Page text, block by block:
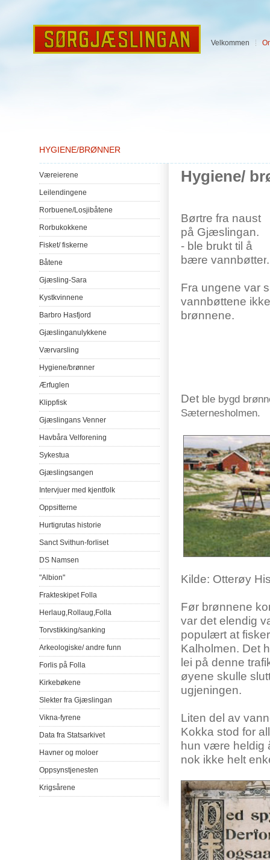
Velkommen
HYGIENE/BRØNNER
Væreierene
Leilendingene
Rorbuene/Losjibåtene
Rorbukokkene
Fisket/fiskerne
Båtene
Gjæsling-Sara
Kystkvinnene
Barbro Hasfjord
Gjæslinganulykkene
Værvarsling
Hygiene/brønner
Ærfuglen
Klippfisk
Gjæslingans Venner
Havbåra Velforening
Sykestua
Gjæslingsangen
Intervjuer med kjentfolk
Oppsitterne
Hurtigrutas historie
Sanct Svithun-forliset
DS Namsen
"Albion"
Frakteskipet Folla
Herlaug,Rollaug,Folla
Torvstikking/sanking
Arkeologiske/andre funn
Forlis på Folla
Kirkebøkene
Slekter fra Gjæslingan
Vikna-fyrene
Data fra Statsarkivet
Havner og moloer
Oppsynstjenesten
Krigsårene
Hygiene/
Børtre fra naust
på Gjæslingan.
- ble brukt til å
bære vannbøtter
Fra ungene var
vannbøttene ikke
brønnene.
Det ble bygd
Sæternesholmen.
Kilde: Otterøy
Før brønnene
var det elendig
populært at
Kalholmen. Det
lei på denne
øyene skulle
ugjeningen.
Liten del av
Kokka stod for
hun være heldig
nok ikke helt